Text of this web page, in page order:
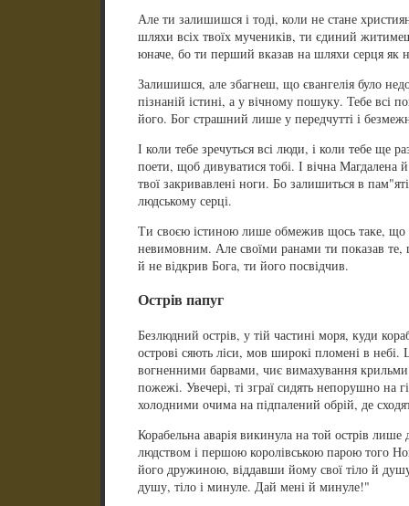
Але ти залишишся і тоді, коли не стане
шляхи всіх твоїх мучеників, ти єдиний
юначе, бо ти перший вказав на шляхи серця як
Залишишся, але збагнеш, що євангелія було
пізнаній істині, а у вічному пошуку. Тебе всі
його. Бог страшний лише у передчутті і
І коли тебе зречуться всі люди, і коли тебе ще
поети, щоб дивуватися тобі. І вічна Магдалена
твої закривавлені ноги. Бо залишиться в
людському серці.
Ти своєю істиною лише обмежив щось таке, що
невимовним. Але своїми ранами ти показав те,
й не відкрив Бога, ти його посвідчив.
Острів папуг
Безлюдний острів, у тій частині моря, куди
острові сяють ліси, мов широкі пломені в небі.
вогненними барвами, чиє вимахування крильми
пожежі. Увечері, ті зграї сидять непорушно на
холодними очима на підпалений обрій, де
Корабельна аварія викинула на той острів
людством і першою королівською парою того
його дружиною, віддавши йому свої тіло й
душу, тіло і минуле. Дай мені й минуле!"